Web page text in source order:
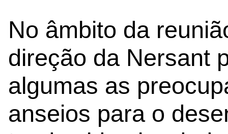
No âmbito da
direção da Nersant
algumas as
anseios para o